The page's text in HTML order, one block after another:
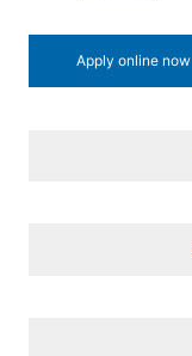
Apply online now